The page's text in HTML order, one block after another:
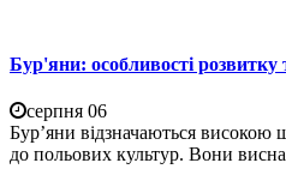
Бур'яни: особливості розвитку
серпня 06
Бур’яни відзначаються
до польових культур. Вони